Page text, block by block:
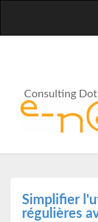
Consulting
Simplifier
régulières